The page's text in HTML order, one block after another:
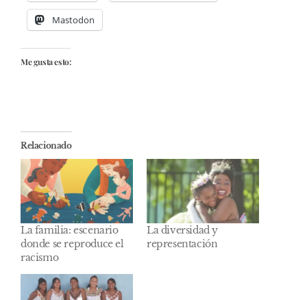
Mastodon
Me gusta esto:
Relacionado
La familia: escenario
donde se reproduce el
racismo
La diversidad y
representación